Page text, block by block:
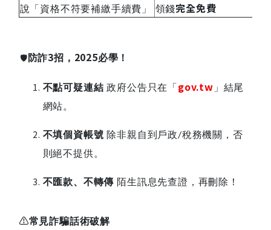
說「資格不符要補繳手續費」 領錢完全免費
🛡️ 防詐3招， 2025必學！
不點可疑連結 政府公告只在「 gov.tw 」結尾
網站。
不填個資帳號 除非親自到戶政/稅務機關，否
則絕不提供。
不匯款、不轉傳 陌生訊息先查證，再刪除！
⚠️常見詐騙話術破解